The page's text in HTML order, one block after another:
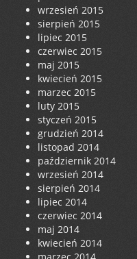
wrzesień 2015
sierpień 2015
lipiec 2015
czerwiec 2015
maj 2015
kwiecień 2015
marzec 2015
luty 2015
styczeń 2015
grudzień 2014
listopad 2014
październik 2014
wrzesień 2014
sierpień 2014
lipiec 2014
czerwiec 2014
maj 2014
kwiecień 2014